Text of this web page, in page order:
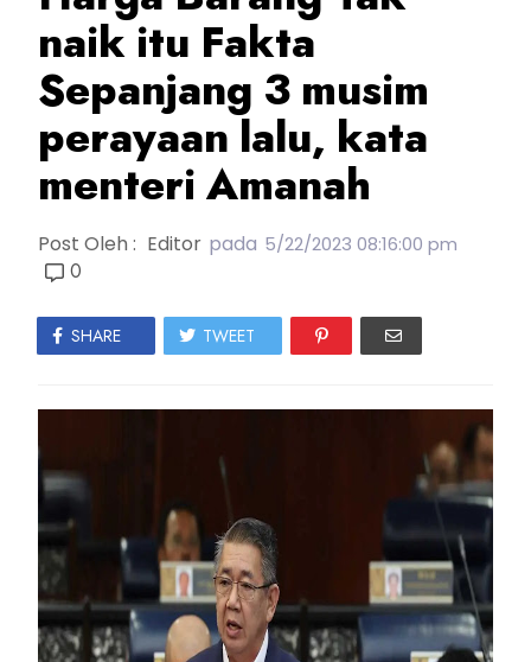
naik itu Fakta
Sepanjang 3 musim
perayaan lalu, kata
menteri Amanah
Post Oleh : Editor pada 5/22/2023 08:16:00 pm
0
SHARE TWEET